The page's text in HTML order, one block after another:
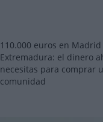
110.000 euros en
Extremadura: el dinero
necesitas para comprar
comunidad